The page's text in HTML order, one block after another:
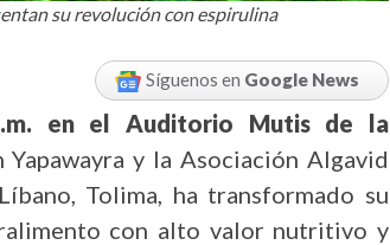
su revolución con espirulina
Síguenos en Google News
en el Auditorio Mutis de la
Yapawayra y la Asociación Algavid
Tolima, ha transformado su
con alto valor nutritivo y